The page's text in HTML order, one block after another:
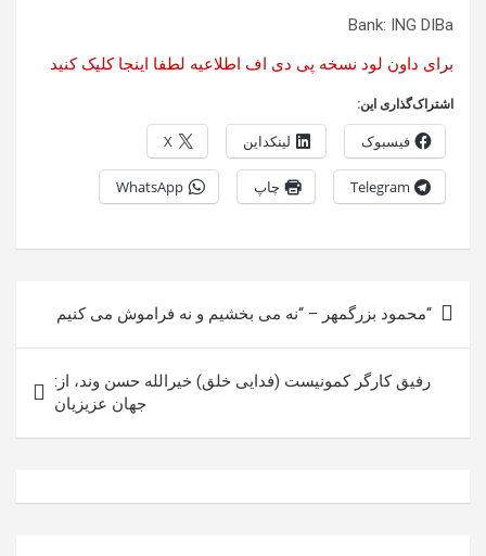
Bank: ING DIBa
برای داون لود نسخه پی دی اف اطلاعیه لطفا اینجا کلیک کنید
اشتراک‌گذاری این:
فیسبوک لینکداین X
Telegram چاپ WhatsApp
نوشته
“محمود بزرگمهر – “نه می بخشیم و نه فراموش می کنیم
رفیق کارگر کمونیست (فدایی خلق) خیرالله حسن وند، از:
جهان عزیزیان